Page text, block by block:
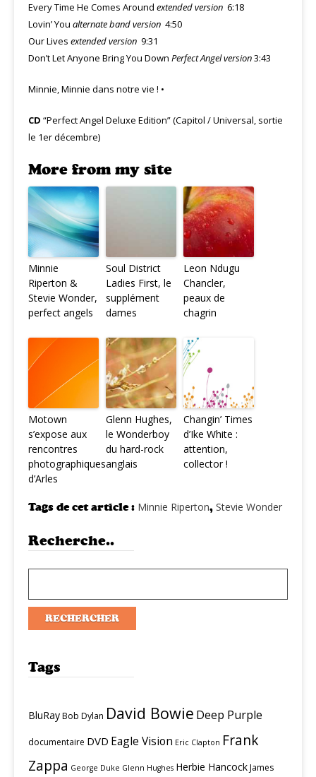
Every Time He Comes Around extended version 6:18
Lovin’ You alternate band version 4:50
Our Lives extended version 9:31
Don’t Let Anyone Bring You Down Perfect Angel version3:43
Minnie, Minnie dans notre vie ! •
CD “Perfect Angel Deluxe Edition” (Capitol / Universal, sortie
le 1er décembre)
More from my site
Minnie
Riperton &
Stevie Wonder,
perfect angels
Soul District
Ladies First, le
supplément
dames
Leon Ndugu
Chancler,
peaux de
chagrin
Motown
s’expose aux
rencontres
photographiques
d’Arles
Glenn Hughes,
le Wonderboy
du hard-rock
anglais
Changin’ Times
d’Ike White :
attention,
collector !
Tags de cet article : Minnie Riperton, Stevie Wonder
Recherche..
Tags
BluRayBob Dylan David Bowie Deep Purple
documentaire DVD Eagle Vision Eric Clapton Frank
Zappa George Duke Glenn Hughes Herbie HancockJames